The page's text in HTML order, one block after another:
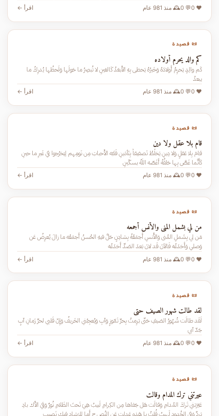
❤️ 0
💬 0 🕰️ منذ 981 عام اقرأ ←
📜 قصيدة
كم والد يحرم أولاده
كَم والِدٍ يَحرِمُ أَولادَهُ وَخَيرُهُ يَحظى بِهِ الأَبعَدُ كَالعَينِ لا تُبصِرُ ما حَولَها وَلَحظُها يُدرِكُ ما
يبعدُ
❤️ 0
💬 0 🕰️ منذ 981 عام اقرأ ←
📜 قصيدة
قام بلا عقل ولا دين
قامَ بِلا عَقلٍ وَلا دِينِ يَخلُطُ تَصفيقاً بِتَأذينِ فَنَبّه الأَحبابَ مِن نَومِهم لِيَخرُجوا في غَيرِ ما حينِ
كَأَنَّما غَصَّ بِها حَلقُهُ أَغَصّه اللَهُ بسكّينِ
❤️ 0
💬 0 🕰️ منذ 981 عام اقرأ ←
📜 قصيدة
من لي بشمل المنى والأنس أجمعه
مَن لي بِشَملِ المُنى وَالأُنسِ أَجمَعُهُ بِشادِنٍ حَلَّ فيهِ الحُسنُ أَجمَعُه ما زالَ يُعرِضُ عَن
وَصلي وَأَخدَعُه فَالآنَ قَد لانَ بَعدَ الصَدِّ أَخدَعُه
❤️ 0
💬 0 🕰️ منذ 981 عام اقرأ ←
📜 قصيدة
لقد طالت شهور الصيف حتى
لَقَد طالَت شُهُورُ الصَيفِ حَتّى بَرِمتُ بِحرِّ تَمّوزٍ وَآبِ وَيُعجِبُني الخَريفُ وَإِنّ قَلبي لحرِّ زَمانِ آبٍ
جَدّ آبي
❤️ 0
💬 0 🕰️ منذ 981 عام اقرأ ←
📜 قصيدة
عيرتني ترك المدام وقالت
عَيّرَتني تَركَ المُدامِ وَقالَت هَل جَفاها مِن الكِرامِ لَبيبُ هِيَ تَحتَ الظَلامِ نُورٌ وَفي الأَك بادِ
بَردٌ وَفي الخُدودِ لَهيبُ قُلتُ يا هَذِهِ عَدلتِ عَنِ النُص حِ أَما لِلرَشادِ فيكِ نَصيب